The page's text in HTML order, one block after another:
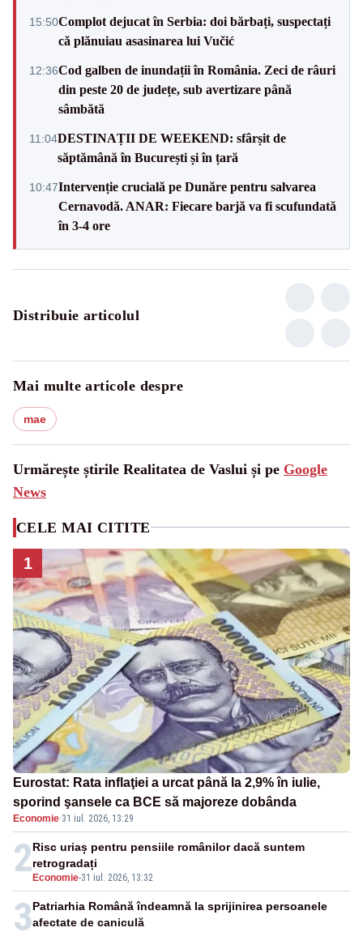
15:50Complot dejucat în Serbia: doi bărbați, suspectați
că plănuiau asasinarea lui Vučić
12:36Cod galben de inundații în România. Zeci de râuri
din peste 20 de județe, sub avertizare până
sâmbătă
11:04DESTINAȚII DE WEEKEND: sfârșit de
săptămână în București și în țară
10:47Intervenție crucială pe Dunăre pentru salvarea
Cernavodă. ANAR: Fiecare barjă va fi scufundată
în 3-4 ore
Distribuie articolul
Mai multe articole despre
mae
Urmărește știrile Realitatea de Vaslui și pe Google
News
CELE MAI CITITE
1
Eurostat: Rata inflaţiei a urcat până la 2,9% în iulie,
sporind şansele ca BCE să majoreze dobânda
Economie·31 iul. 2026, 13:29
2 Economie-31 iul. 2026, 13:32
Risc uriaș pentru pensiile românilor dacă suntem
retrogradați
3Patriarhia Română îndeamnă la sprijinirea persoanele
afectate de caniculă